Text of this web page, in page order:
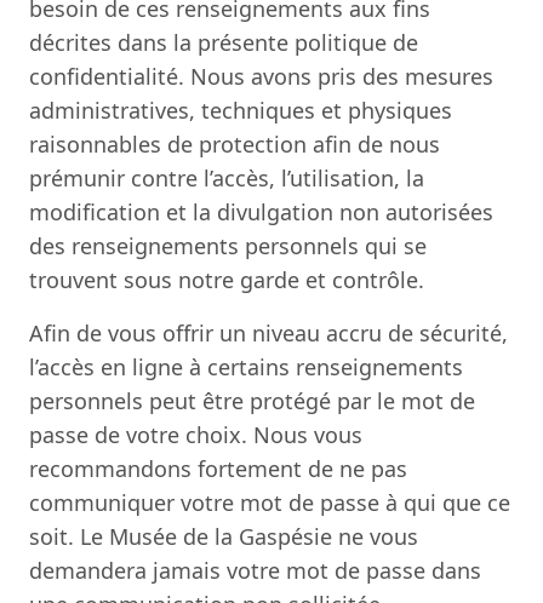
besoin de ces renseignements aux fins
décrites dans la présente politique de
confidentialité. Nous avons pris des mesures
administratives, techniques et physiques
raisonnables de protection afin de nous
prémunir contre l’accès, l’utilisation, la
modification et la divulgation non autorisées
des renseignements personnels qui se
trouvent sous notre garde et contrôle.
Afin de vous offrir un niveau accru de sécurité,
l’accès en ligne à certains renseignements
personnels peut être protégé par le mot de
passe de votre choix. Nous vous
recommandons fortement de ne pas
communiquer votre mot de passe à qui que ce
soit. Le Musée de la Gaspésie ne vous
demandera jamais votre mot de passe dans